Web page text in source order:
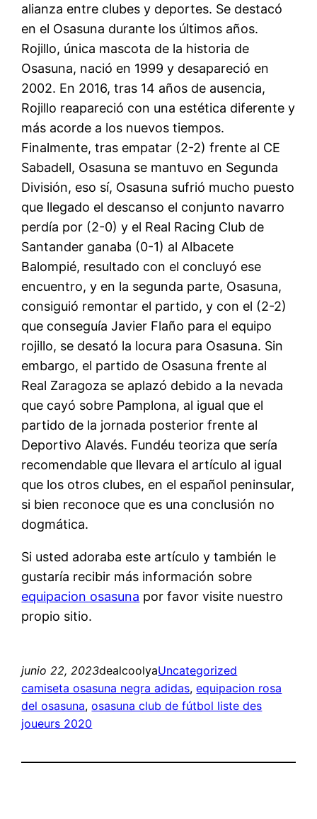
alianza entre clubes y deportes. Se destacó
en el Osasuna durante los últimos años.
Rojillo, única mascota de la historia de
Osasuna, nació en 1999 y desapareció en
2002. En 2016, tras 14 años de ausencia,
Rojillo reapareció con una estética diferente y
más acorde a los nuevos tiempos.
Finalmente, tras empatar (2-2) frente al CE
Sabadell, Osasuna se mantuvo en Segunda
División, eso sí, Osasuna sufrió mucho puesto
que llegado el descanso el conjunto navarro
perdía por (2-0) y el Real Racing Club de
Santander ganaba (0-1) al Albacete
Balompié, resultado con el concluyó ese
encuentro, y en la segunda parte, Osasuna,
consiguió remontar el partido, y con el (2-2)
que conseguía Javier Flaño para el equipo
rojillo, se desató la locura para Osasuna. Sin
embargo, el partido de Osasuna frente al
Real Zaragoza se aplazó debido a la nevada
que cayó sobre Pamplona, al igual que el
partido de la jornada posterior frente al
Deportivo Alavés. Fundéu teoriza que sería
recomendable que llevara el artículo al igual
que los otros clubes, en el español peninsular,
si bien reconoce que es una conclusión no
dogmática.
Si usted adoraba este artículo y también le
gustaría recibir más información sobre
equipacion osasuna por favor visite nuestro
propio sitio.
junio 22, 2023dealcoolyaUncategorized
camiseta osasuna negra adidas, equipacion rosa
del osasuna, osasuna club de fútbol liste des
joueurs 2020